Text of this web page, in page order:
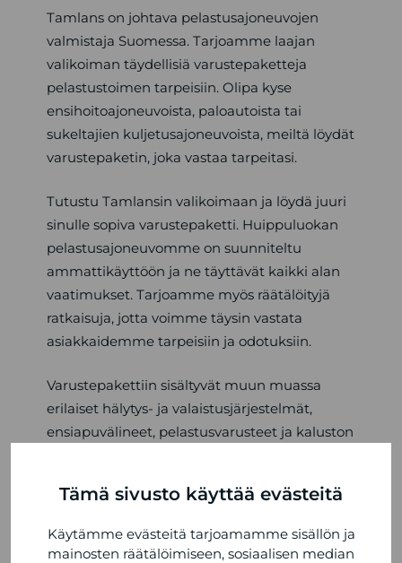
Tämä sivusto käyttää evästeitä
Käytämme evästeitä tarjoamamme sisällön ja
mainosten räätälöimiseen, sosiaalisen median
Tamlans on johtava pelastusajoneuvojen
valmistaja Suomessa. Tarjoamme laajan
valikoiman täydellisiä varustepaketteja
pelastustoimen tarpeisiin. Olipa kyse
ensihoitoajoneuvoista, paloautoista tai
sukeltajien kuljetusajoneuvoista, meiltä löydät
varustepaketin, joka vastaa tarpeitasi.
Tutustu Tamlansin valikoimaan ja löydä juuri
sinulle sopiva varustepaketti. Huippuluokan
pelastusajoneuvomme on suunniteltu
ammattikäyttöön ja ne täyttävät kaikki alan
vaatimukset. Tarjoamme myös räätälöityjä
ratkaisuja, jotta voimme täysin vastata
asiakkaidemme tarpeisiin ja odotuksiin.
Varustepakettiin sisältyvät muun muassa
erilaiset hälytys- ja valaistusjärjestelmät,
ensiapuvälineet, pelastusvarusteet ja kaluston
kestävät vaativissa olosuhteissa ja takaavat
turvallisuuden ja tehokkuuden
pelastustoimessa.